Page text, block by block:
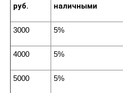
руб.
наличными
3000 5%
4000 5%
5000 5%